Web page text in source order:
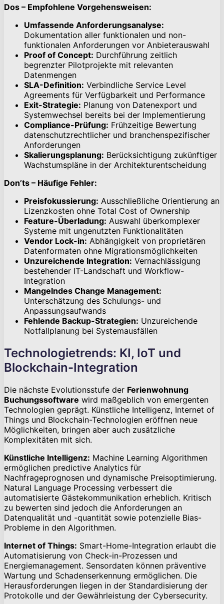
Dos – Empfohlene Vorgehensweisen:
Umfassende Anforderungsanalyse:
Dokumentation aller funktionalen und non-
funktionalen Anforderungen vor Anbieterauswahl
Proof of Concept: Durchführung zeitlich
begrenzter Pilotprojekte mit relevanten
Datenmengen
SLA-Definition: Verbindliche Service Level
Agreements für Verfügbarkeit und Performance
Exit-Strategie: Planung von Datenexport und
Systemwechsel bereits bei der Implementierung
Compliance-Prüfung: Frühzeitige Bewertung
datenschutzrechtlicher und branchenspezifischer
Anforderungen
Skalierungsplanung: Berücksichtigung zukünftiger
Wachstumspläne in der Architekturentscheidung
Don’ts – Häufige Fehler:
Preisfokussierung: Ausschließliche Orientierung an
Lizenzkosten ohne Total Cost of Ownership
Feature-Überladung: Auswahl überkomplexer
Systeme mit ungenutzten Funktionalitäten
Vendor Lock-in: Abhängigkeit von proprietären
Datenformaten ohne Migrationsmöglichkeiten
Unzureichende Integration: Vernachlässigung
bestehender IT-Landschaft und Workflow-
Integration
Mangelndes Change Management:
Unterschätzung des Schulungs- und
Anpassungsaufwands
Fehlende Backup-Strategien: Unzureichende
Notfallplanung bei Systemausfällen
Technologietrends: KI, IoT und
Blockchain-Integration
Die nächste Evolutionsstufe der Ferienwohnung
Buchungssoftware wird maßgeblich von emergenten
Technologien geprägt. Künstliche Intelligenz, Internet of
Things und Blockchain-Technologien eröffnen neue
Möglichkeiten, bringen aber auch zusätzliche
Komplexitäten mit sich.
Künstliche Intelligenz: Machine Learning Algorithmen
ermöglichen predictive Analytics für
Nachfrageprognosen und dynamische Preisoptimierung.
Natural Language Processing verbessert die
automatisierte Gästekommunikation erheblich. Kritisch
zu bewerten sind jedoch die Anforderungen an
Datenqualität und -quantität sowie potenzielle Bias-
Probleme in den Algorithmen.
Internet of Things: Smart-Home-Integration erlaubt die
Automatisierung von Check-in-Prozessen und
Energiemanagement. Sensordaten können präventive
Wartung und Schadenserkennung ermöglichen. Die
Herausforderungen liegen in der Standardisierung der
Protokolle und der Gewährleistung der Cybersecurity.